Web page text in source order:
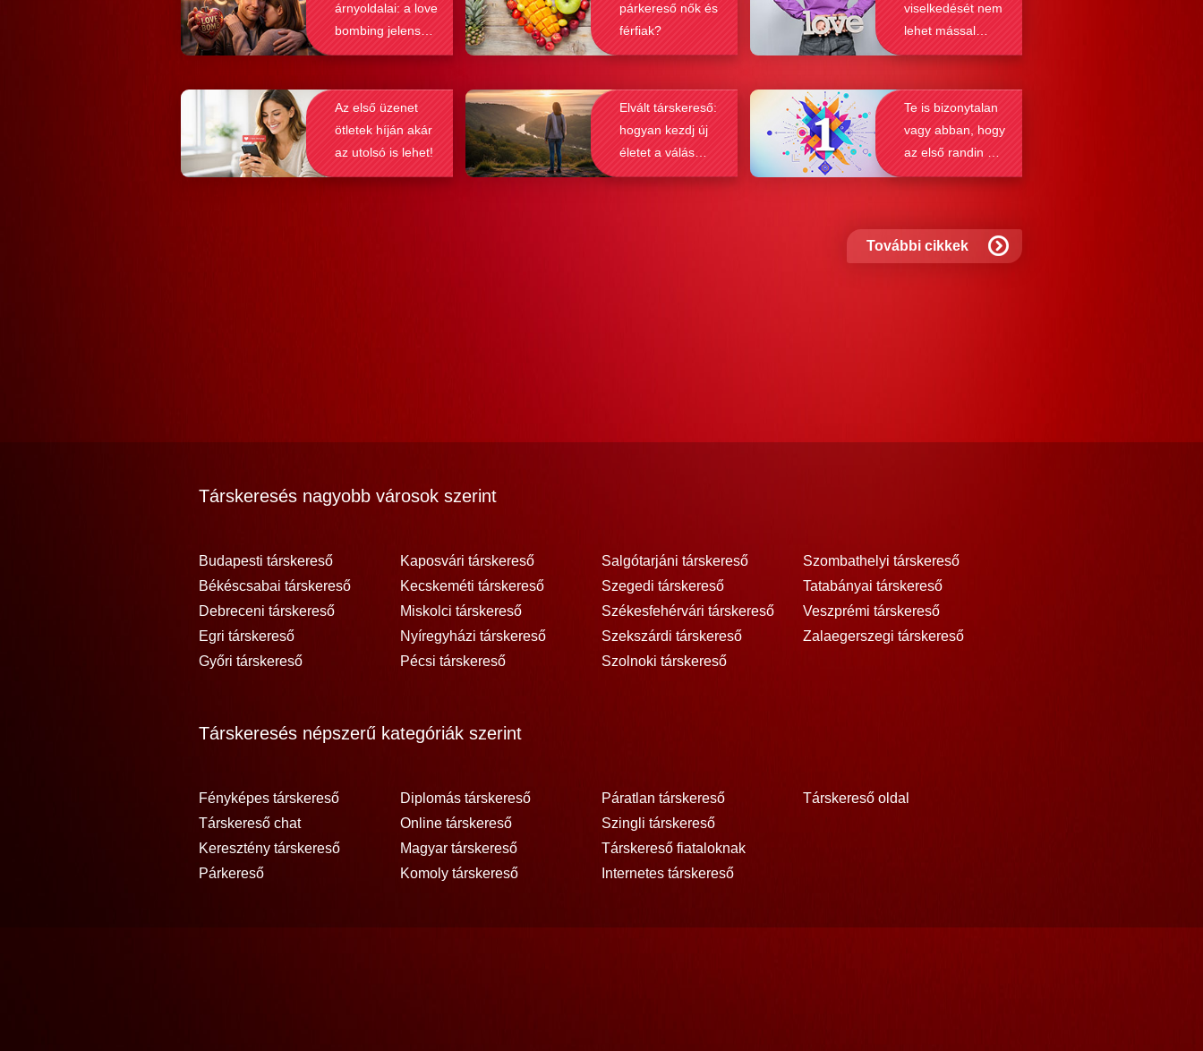
azonban az, hogy ezek az alkalmazások
valóban hozzásegítenek-e minket egy
bebizonyosodik, hogy a kötődési típusok
befolyásolják a társkeresést.
árnyoldalai: a love
bombing jelenség
felismerése
párkereső nők és
férfiak?
viselkedését nem
lehet mással
összetéveszteni
Az első üzenet
ötletek híján akár
az utolsó is lehet!
Elvált társkereső:
hogyan kezdj új
életet a válás
után?
Te is bizonytalan
vagy abban, hogy
az első randin mit
szabad és mit
További cikkek
Társkeresés nagyobb városok szerint
Budapesti társkereső
Békéscsabai társkereső
Debreceni társkereső
Egri társkereső
Győri társkereső
Kaposvári társkereső
Kecskeméti társkereső
Miskolci társkereső
Nyíregyházi társkereső
Pécsi társkereső
Salgótarjáni társkereső
Szegedi társkereső
Székesfehérvári társkereső
Szekszárdi társkereső
Szolnoki társkereső
Szombathelyi társkereső
Tatabányai társkereső
Veszprémi társkereső
Zalaegerszegi társkereső
Társkeresés népszerű kategóriák szerint
Fényképes társkereső
Társkereső chat
Keresztény társkereső
Párkereső
Diplomás társkereső
Online társkereső
Magyar társkereső
Komoly társkereső
Páratlan társkereső
Szingli társkereső
Társkereső fiataloknak
Internetes társkereső
Társkereső oldal